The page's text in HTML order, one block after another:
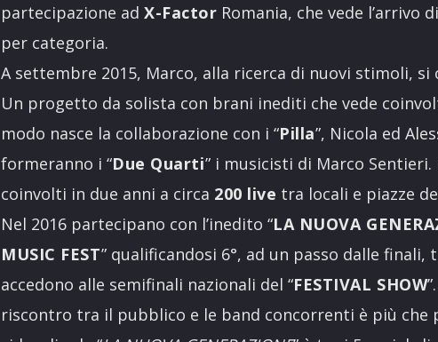
partecipazione adX-Factor Romania, che vede l’arrivo
per categoria.
A settembre 2015, Marco, alla ricerca di nuovi stimoli,
Un progetto da solista con brani inediti che vede
modo nasce la collaborazione con i “Pilla”, Nicola ed
formeranno i “Due Quarti” i musicisti di Marco
coinvolti in due anni a circa 200 live tra locali e piazze
Nel 2016 partecipano con l’inedito “LA NUOVA
MUSIC FEST” qualificandosi 6°, ad un passo dalle finali,
accedono alle semifinali nazionali del “FESTIVAL SHOW
riscontro tra il pubblico e le band concorrenti è più che